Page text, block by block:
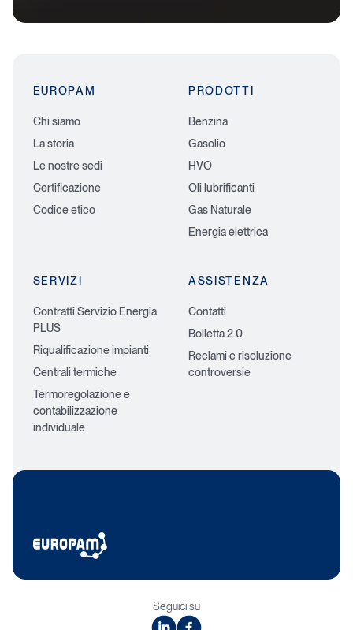
EUROPAM
Chi siamo
La storia
Le nostre sedi
Certificazione
Codice etico
PRODOTTI
Benzina
Gasolio
HVO
Oli lubrificanti
Gas Naturale
Energia elettrica
SERVIZI
Contratti Servizio Energia
PLUS
Riqualificazione impianti
Centrali termiche
Termoregolazione e
contabilizzazione
individuale
ASSISTENZA
Contatti
Bolletta 2.0
Reclami e risoluzione
controversie
Seguici su
linkedinfacebook